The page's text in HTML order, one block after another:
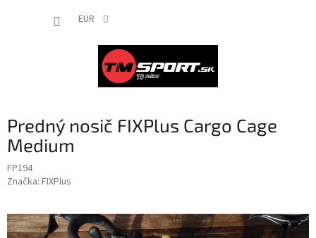
EUR
Predný nosič FIXPlus Cargo Cage
Medium
FP194
Značka: FIXPlus